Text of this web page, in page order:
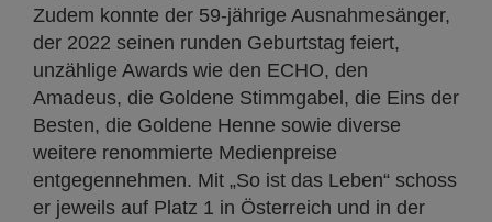
Zudem konnte der 59-jährige Ausnahmesänger,
der 2022 seinen runden Geburtstag feiert,
unzählige Awards wie den ECHO, den
Amadeus, die Goldene Stimmgabel, die Eins der
Besten, die Goldene Henne sowie diverse
weitere renommierte Medienpreise
entgegennehmen. Mit „So ist das Leben“ schoss
er jeweils auf Platz 1 in Österreich und in der